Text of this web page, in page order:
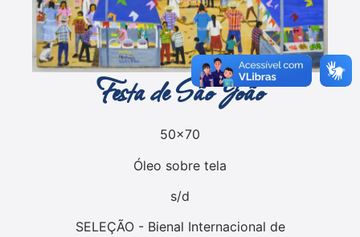
Festa de São João
50x70
Óleo sobre tela
s/d
SELEÇÃO - Bienal Internacional de